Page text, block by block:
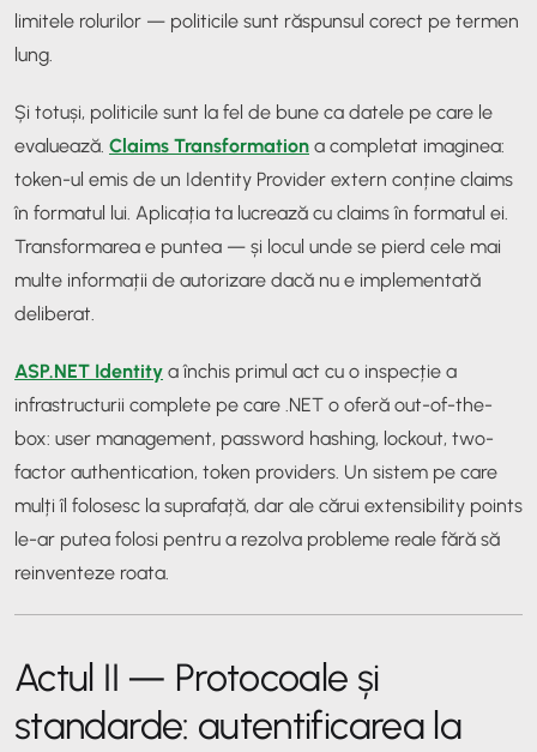
limitele rolurilor — politicile sunt răspunsul corect pe termen
lung.
Și totuși, politicile sunt la fel de bune ca datele pe care le
evaluează. Claims Transformation a completat imaginea:
token-ul emis de un Identity Provider extern conține claims
în formatul lui. Aplicația ta lucrează cu claims în formatul ei.
Transformarea e puntea — și locul unde se pierd cele mai
multe informații de autorizare dacă nu e implementată
deliberat.
ASP.NET Identity a închis primul act cu o inspecție a
infrastructurii complete pe care .NET o oferă out-of-the-
box: user management, password hashing, lockout, two-
factor authentication, token providers. Un sistem pe care
mulți îl folosesc la suprafață, dar ale cărui extensibility points
le-ar putea folosi pentru a rezolva probleme reale fără să
reinventeze roata.
Actul II — Protocoale și
standarde: autentificarea la